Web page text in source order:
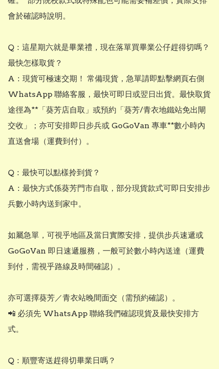
會於確認時說明。
​Q：這星期六就是畢業禮，現在落單買畢業公仔趕得切嗎？
最快怎樣取貨？
A：現貨可極速交期！ 常備現貨，急單請即點擊網頁右側
WhatsApp 聯絡客服，最快可即日或翌日出貨。最快取貨
途徑為**「葵芳店自取」或預約「葵芳/青衣地鐵站免出閘
交收」；亦可安排即日步兵或 GoGoVan 專車**數小時內
直送會場（運費到付）。
Q：最快可以點樣拎到貨？
A：最快方式係葵芳門市自取，部分現貨款式可即日安排步
兵數小時內送到家中。
如屬急單，可視乎地區及當日實際安排，提供步兵速遞或
GoGoVan 即日速遞服務，一般可於數小時內送達（運費
到付，需視乎路線及時間確認）。
亦可選擇葵芳／青衣站晚間面交（需預約確認）。
📲 必須先 WhatsApp 聯絡我們確認現貨及最快安排方
式。
Q：順豐寄送趕得切畢業日嗎？